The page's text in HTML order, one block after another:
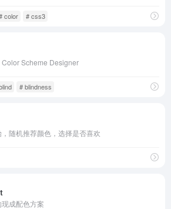
color # css3
Color Scheme Designer
# blindness
随机推荐颜色，选择是否喜欢
成配色方案